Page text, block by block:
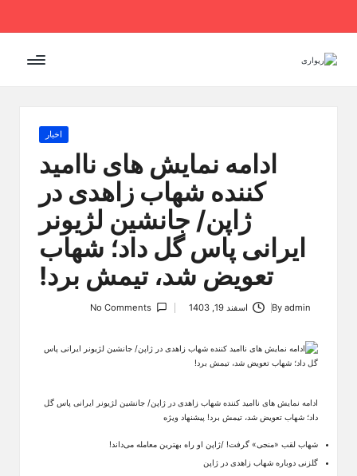
Skip
content
Posted
اخبار
ادامه نمایش های ناامید
کننده شهاب زاهدی در
ژاپن/ جانشین لژیونر
ایرانی پاس گل داد؛ شهاب
تعویض شد، تیمش برد!
Byadmin اسفند 19, 1403 No Comments
ادامه نمایش های ناامید کننده شهاب زاهدی در ژاپن/ جانشین لژیونر ایرانی پاس گل
داد؛ شهاب تعویض شد، تیمش برد! پیشنهاد ویژه
شهاب لقب «منجی» گرفت! /ژاپن او راه بهترین معامله می‌داند!
گلزنی دوباره شهاب زاهدی در ژاپن